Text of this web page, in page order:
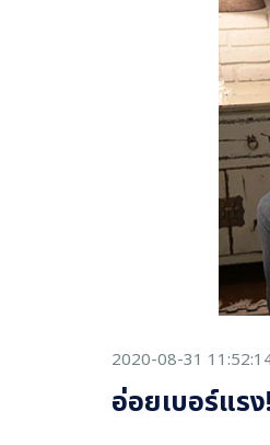
2020-08-31
อ่อยเบอร์แรง